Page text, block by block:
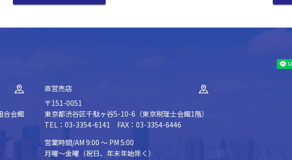
合会館
直営売店
〒151-0051
東京都渋谷区千駄ヶ谷5-10-6（東京税理士会館1階）
TEL：03-3354-6141 FAX：03-3354-6446
営業時間/AM 9:00 ～ PM 5:00
月曜～金曜（祝日、年末年始除く）